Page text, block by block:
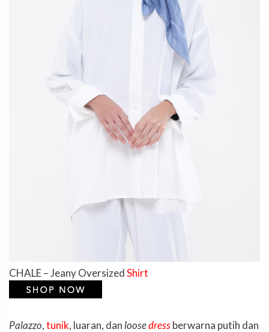
CHALE – Jeany OversizedShirt
Palazzo,tunik, luaran, dan loosedressberwarna putih dan